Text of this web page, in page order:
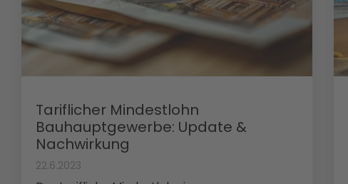
Tariflicher Mindestlohn
Bauhauptgewerbe: Update &
Nachwirkung
22.6.2023